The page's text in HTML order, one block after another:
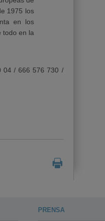
1975 los
en los
todo en la
04 / 666 576 730 /
PRENSA